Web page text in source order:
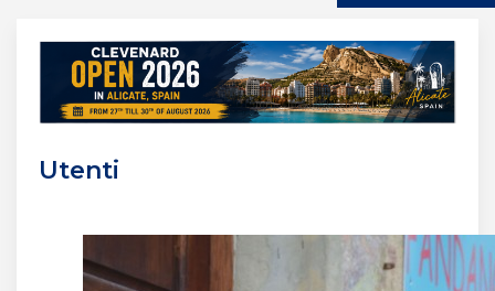
Utenti